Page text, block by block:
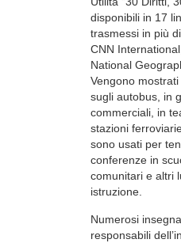
disponibili in 17
trasmessi in più
CNN
National
Vengono
sugli autobus, in
commerciali, in
stazioni
sono usati per
conferenze in
comunitari e altri
istruzione.
Numerosi
responsabili